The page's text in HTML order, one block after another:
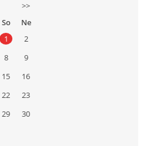
>>
So
Ne
1
2
8
9
15
16
22
23
29
30